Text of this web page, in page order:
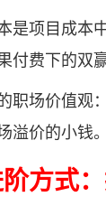
项目成本中
付费下的双赢
场价值观：
溢价的小钱。
方式